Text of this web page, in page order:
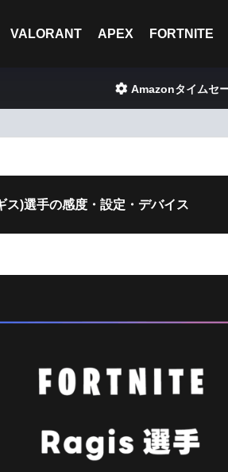
VALORANT APEX FORTNITE
Amazonタイムセ
)選手の感度・設定・デバイス